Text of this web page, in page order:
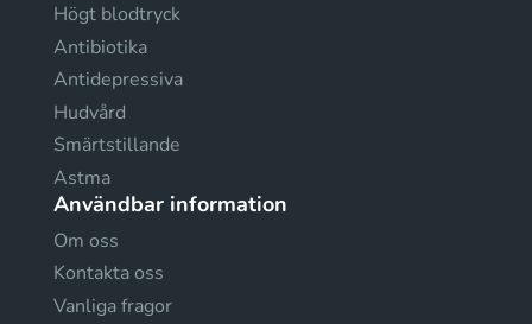
Högt blodtryck
Antibiotika
Antidepressiva
Hudvård
Smärtstillande
Astma
Användbar information
Om oss
Kontakta oss
Vanliga fragor